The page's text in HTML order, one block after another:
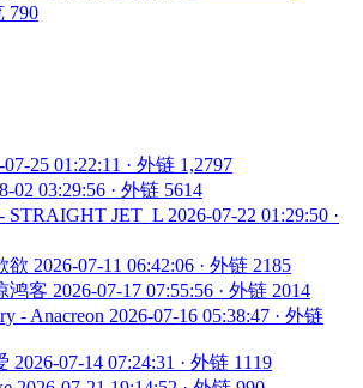
790
07-25 01:22:11 · 外链 1,2797
02 03:29:56 · 外链 5614
STRAIGHT JET_L 2026-07-22 01:29:50 ·
欲 2026-07-11 06:42:06 · 外链 2185
鸿客 2026-07-17 07:55:56 · 外链 2014
- Anacreon 2026-07-16 05:38:47 · 外链
2026-07-14 07:24:31 · 外链 1119